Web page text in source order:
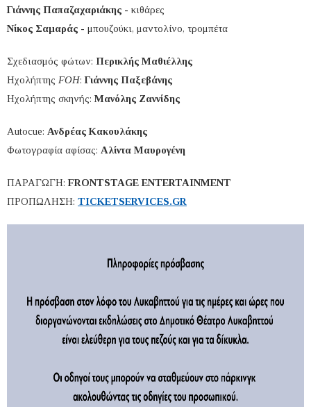
Γιάννης Παπαζαχαριάκης - κιθάρες
Νίκος Σαμαράς - μπουζούκι, μαντολίνο, τρομπέτα
Σχεδιασμός φώτων: Περικλής Μαθιέλλης
Ηχολήπτης FOH: Γιάννης Παξεβάνης
Ηχολήπτης σκηνής: Μανόλης Ζαννίδης
Autocue: Ανδρέας Κακουλάκης
Φωτογραφία αφίσας: Αλίντα Μαυρογένη
ΠΑΡΑΓΩΓΗ: FRONTSTAGE ENTERTAINMENT
ΠΡΟΠΩΛΗΣΗ: TICKETSERVICES.GR